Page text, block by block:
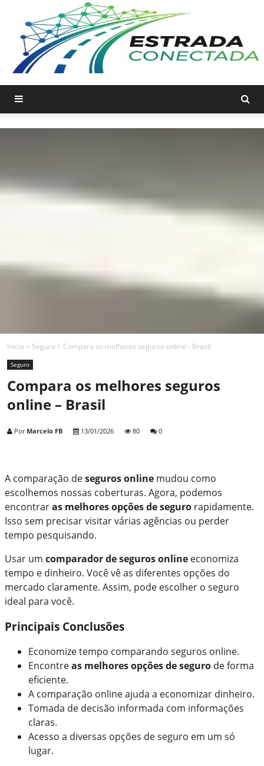
Inicio > Seguro > Compara os melhores seguros online - Brasil
Seguro
Compara os melhores seguros
online – Brasil
Por Marcelo FB 13/01/2026 80 0
A comparação deseguros online mudou como
escolhemos nossas coberturas. Agora, podemos
encontraras melhores opções de seguro rapidamente.
Isso sem precisar visitar várias agências ou perder
tempo pesquisando.
Usar um comparador de seguros online economiza
tempo e dinheiro. Você vê as diferentes opções do
mercado claramente. Assim, pode escolher o seguro
ideal para você.
Principais Conclusões
Economize tempo comparando seguros online.
Encontreas melhores opções de seguro de forma
eficiente.
A comparação online ajuda a economizar dinheiro.
Tomada de decisão informada com informações
claras.
Acesso a diversas opções de seguro em um só
lugar.